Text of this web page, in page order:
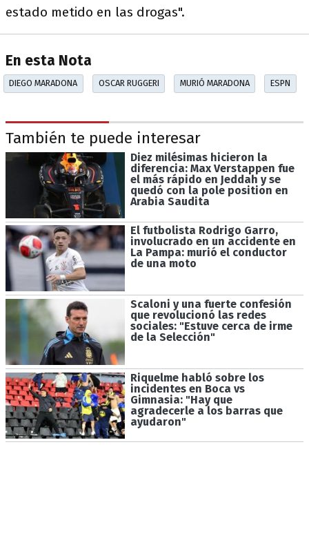
estado metido en las drogas".
En esta Nota
DIEGO MARADONA OSCAR RUGGERI MURIÓ MARADONA ESPN
También te puede interesar
Diez milésimas hicieron la
diferencia: Max Verstappen fue
el más rápido en Jeddah y se
quedó con la pole position en
Arabia Saudita
El futbolista Rodrigo Garro,
involucrado en un accidente en
La Pampa: murió el conductor
de una moto
Scaloni y una fuerte confesión
que revolucionó las redes
sociales: "Estuve cerca de irme
de la Selección"
Riquelme habló sobre los
incidentes en Boca vs
Gimnasia: "Hay que
agradecerle a los barras que
ayudaron"